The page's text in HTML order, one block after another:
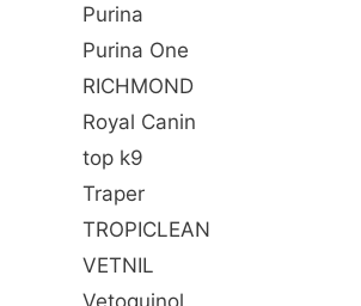
Purina
Purina One
RICHMOND
Royal Canin
top k9
Traper
TROPICLEAN
VETNIL